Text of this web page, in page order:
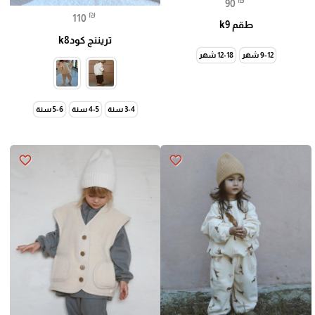
90
طقم k9
9-12 شهر 12-18 شهر
110 ₪
تريننج كودk8
3-4 سنة 4-5 سنة 5-6 سنة
favorite_border
favorite_border